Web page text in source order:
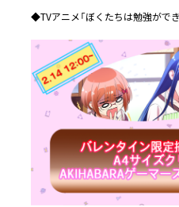
◆TVアニメ「ぼくたちは勉強がで